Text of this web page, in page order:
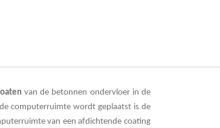
van de betonnen ondervloer in de
computerruimte wordt geplaatst is de
van een afdichtende coating